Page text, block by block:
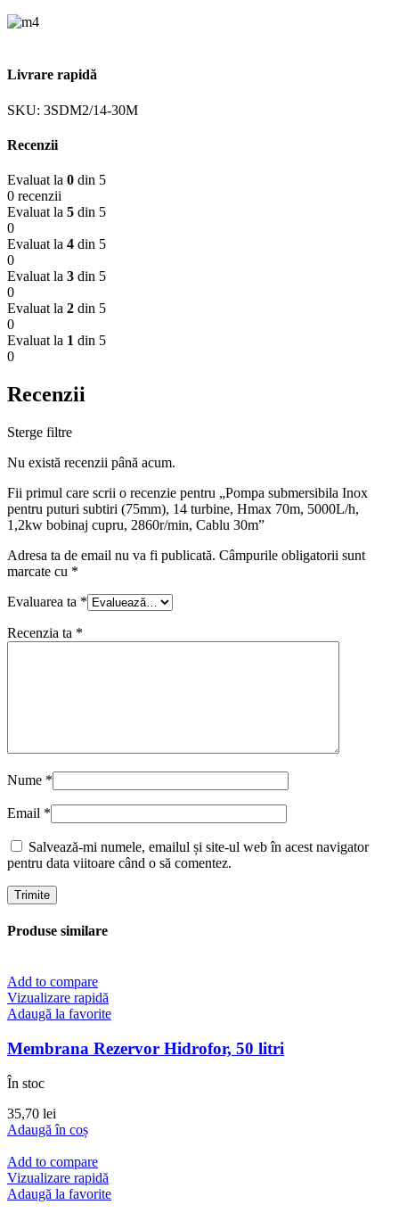
Livrare rapidă
SKU: 3SDM2/14-30M
Recenzii
Evaluat la 0 din 5
0 recenzii
Evaluat la 5 din 5
0
Evaluat la 4 din 5
0
Evaluat la 3 din 5
0
Evaluat la 2 din 5
0
Evaluat la 1 din 5
0
Recenzii
Sterge filtre
Nu există recenzii până acum.
Fii primul care scrii o recenzie pentru „Pompa submersibila Inox
pentru puturi subtiri (75mm), 14 turbine, Hmax 70m, 5000L/h,
1,2kw bobinaj cupru, 2860r/min, Cablu 30m”
Adresa ta de email nu va fi publicată. Câmpurile obligatorii sunt
marcate cu *
Evaluarea ta *
Recenzia ta *
Nume *
Email *
Salvează-mi numele, emailul și site-ul web în acest navigator
pentru data viitoare când o să comentez.
Produse similare
Add to compare
Vizualizare rapidă
Adaugă la favorite
Membrana Rezervor Hidrofor, 50 litri
În stoc
35,70 lei
Adaugă în coș
Add to compare
Vizualizare rapidă
Adaugă la favorite